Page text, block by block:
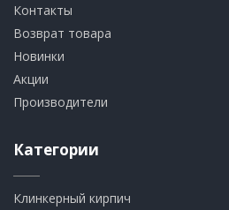
Контакты
Возврат товара
Новинки
Акции
Производители
Категории
Клинкерный кирпич​